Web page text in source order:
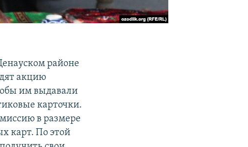
районе
акцию
им выдавали
карточки.
в размере
карт. По этой